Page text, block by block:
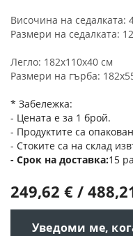
Височина на седалката:
Размери на седалката:
Легло: 182х110х40 см
Размери на гърба:
* Забележка:
- Цената е за 1 брой.
- Продуктите са
- Стоките са на склад
Срок на доставка 15
249,62 € /
Уведоми ме,